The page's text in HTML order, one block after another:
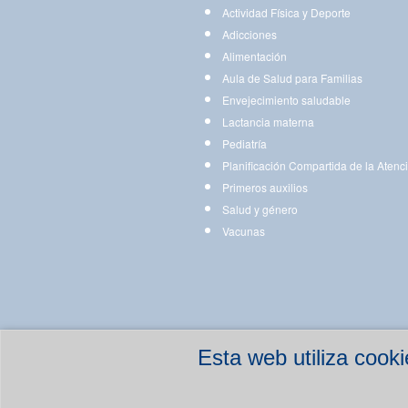
Esta web utiliza
Actividad Física y Deporte
Adicciones
Alimentación
Aula de Salud para Familias
Envejecimiento saludable
Lactancia materna
Pediatría
Planificación Compartida de la
Primeros auxilios
Salud y género
Vacunas